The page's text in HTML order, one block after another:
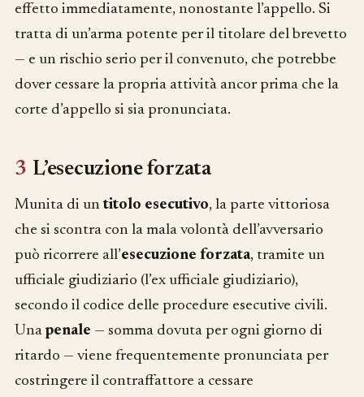
effetto immediatamente, nonostante l’appello. Si
tratta di un’arma potente per il titolare del brevetto
— e un rischio serio per il convenuto, che potrebbe
dover cessare la propria attività ancor prima che la
corte d’appello si sia pronunciata.
3 L’esecuzione forzata
Munita di untitolo esecutivo, la parte vittoriosa
che si scontra con la mala volontà dell’avversario
può ricorrere all’esecuzione forzata, tramite un
ufficiale giudiziario (l’ex ufficiale giudiziario),
secondo il codice delle procedure esecutive civili.
Unapenale — somma dovuta per ogni giorno di
ritardo — viene frequentemente pronunciata per
costringere il contraffattore a cessare